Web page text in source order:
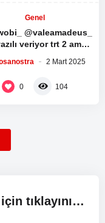
Genel
@valeamadeus_
veriyor trt 2 ama
çoğu sahneyi…
2 Mart 2025
0 104
tıklayınız!